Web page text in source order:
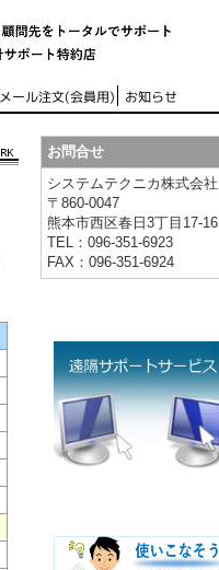
お問合せ
システムテクニカ株式会社
〒860-0047
熊本市西区春日3丁目17-16
TEL：096-351-6923
FAX：096-351-6924